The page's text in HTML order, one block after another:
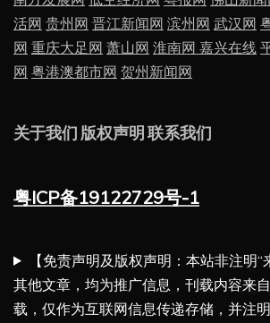
活网 贵州网 晋江新闻网 滨州网 武汉网
网 重庆大足网 萧山网 淮南网 嘉兴在线
网 粤港澳都市网 贺州新闻网
关于我们 版权声明 联系我们
粤ICP备19122729号-1
【免责声明及版权声明：本站非注明
其他文章，均为推广信息，刊载内容来
载，仅作为互联网信息传递存储，并注